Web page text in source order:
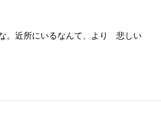
。近所にいるなんて、より 悲しい